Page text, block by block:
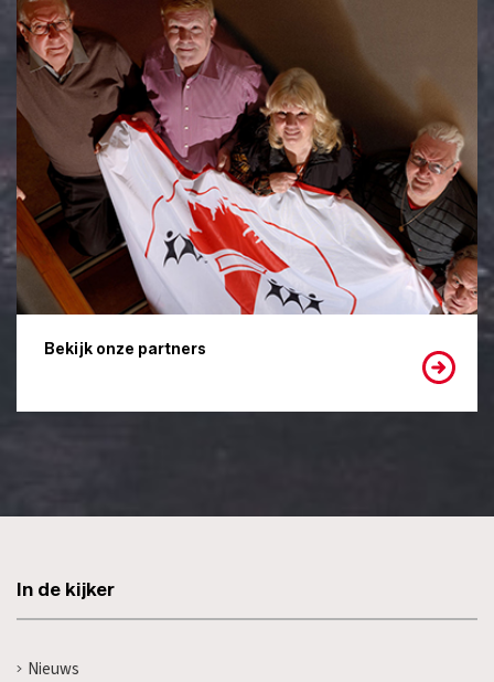
Bekijk onze partners
In de kijker
Nieuws